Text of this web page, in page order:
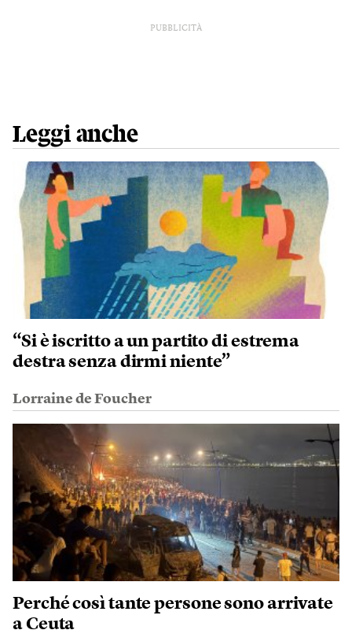
PUBBLICITÀ
Leggi anche
“Si è iscritto a un partito di estrema
destra senza dirmi niente”
Lorraine de Foucher
Perché così tante persone sono arrivate
a Ceuta